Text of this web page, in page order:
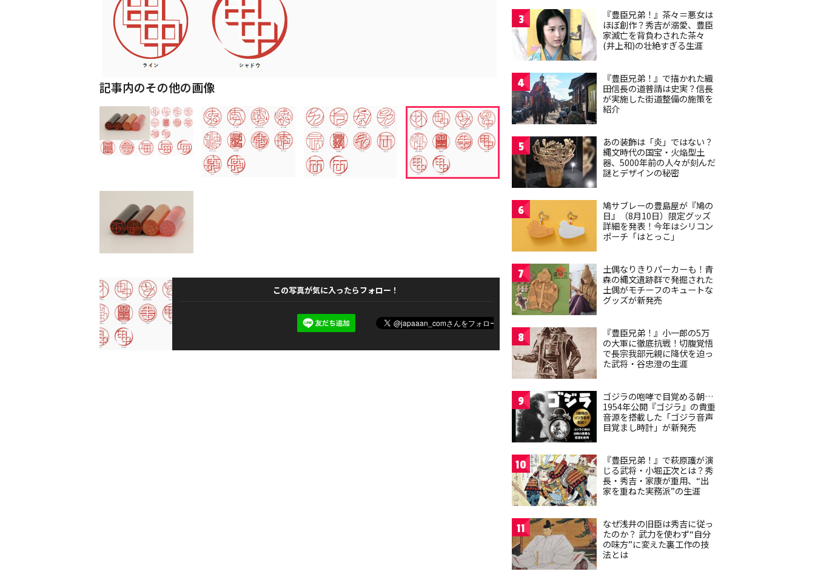
記事内のその他の画像
この写真が気に入ったらフォロー！
3
『豊臣兄弟！』茶々＝悪女は
ほぼ創作？秀吉が溺愛、豊臣
家滅亡を背負わされた茶々
(井上和)の壮絶すぎる生涯
4
『豊臣兄弟！』で描かれた織
田信長の道普請は史実？信長
が実施した街道整備の施策を
紹介
5
あの装飾は「炎」ではない？
縄文時代の国宝・火焔型土
器、5000年前の人々が刻んだ
謎とデザインの秘密
6
鳩サブレーの豊島屋が『鳩の
日』（8月10日）限定グッズ
詳細を発表！今年はシリコン
ポーチ「はとっこ」
7
土偶なりきりパーカーも！青
森の縄文遺跡群で発掘された
土偶がモチーフのキュートな
グッズが新発売
8
『豊臣兄弟！』小一郎の5万
の大軍に徹底抗戦！切腹覚悟
で長宗我部元親に降伏を迫っ
た武将・谷忠澄の生涯
9
ゴジラの咆哮で目覚める朝…
1954年公開『ゴジラ』の貴重
音源を搭載した「ゴジラ音声
目覚まし時計」が新発売
10
『豊臣兄弟！』で萩原護が演
じる武将・小堀正次とは？秀
長・秀吉・家康が重用、“出
家を重ねた実務派”の生涯
11
なぜ浅井の旧臣は秀吉に従っ
たのか？ 武力を使わず“自分
の味方”に変えた裏工作の技
法とは